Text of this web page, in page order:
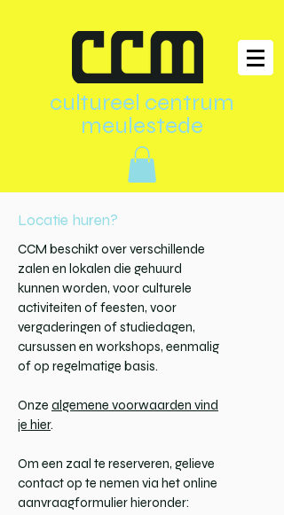
cultureel centrum
meulestede
Locatie huren?
CCM beschikt over verschillende
zalen en lokalen die gehuurd
kunnen worden, voor culturele
activiteiten of feesten, voor
vergaderingen of studiedagen,
cursussen en workshops, eenmalig
of op regelmatige basis.
Onze algemene voorwaarden vind
je hier.
Om een zaal te reserveren, gelieve
contact op te nemen via het online
aanvraagformulier hieronder: